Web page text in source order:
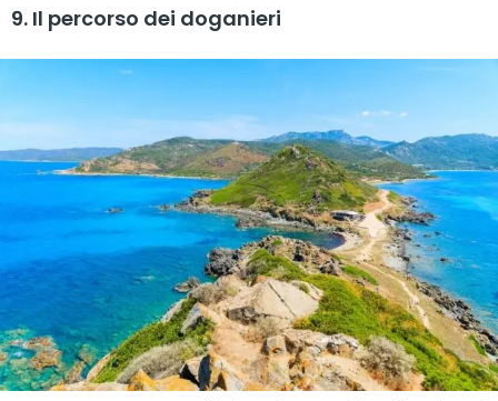
9. Il percorso dei doganieri